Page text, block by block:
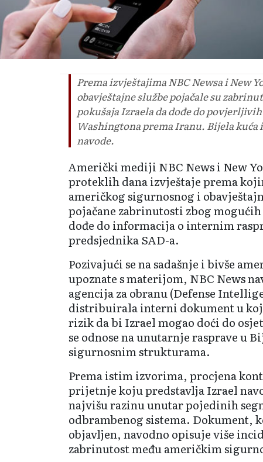
Prema izvještajima NBC Newsa i New
obavještajne službe pojačale su
pokušaja Izraela da dođe do
Washingtona prema Iranu. Bijela kuća
navode.
Američki mediji NBC News i New
proteklih dana izvještaje prema
američkog sigurnosnog i
pojačane zabrinutosti zbog
dođe do informacija o internim
predsjednika SAD-a.
Pozivajući se na sadašnje i bivše
upoznate s materijom, NBC News
agencija za obranu (Defense
distribuirala interni dokument u
rizik da bi Izrael mogao doći do
se odnose na unutarnje rasprave u
sigurnosnim strukturama.
Prema istim izvorima, procjena
prijetnje koju predstavlja Izrael
najvišu razinu unutar pojedinih
odbrambenog sistema. Dokument,
objavljen, navodno opisuje više
zabrinutost među američkim